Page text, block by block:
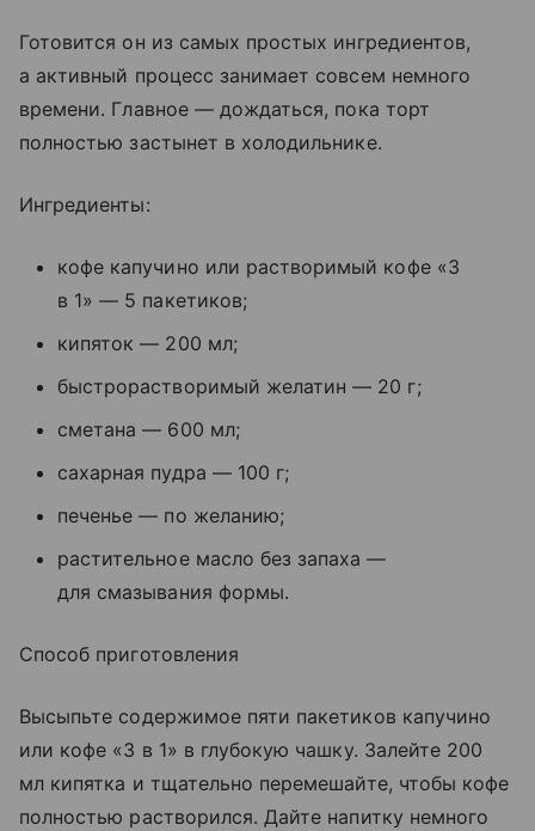
Готовится он из самых простых ингредиентов,
а активный процесс занимает совсем немного
времени. Главное — дождаться, пока торт
полностью застынет в холодильнике.
Ингредиенты:
кофе капучино или растворимый кофе «3
в 1» — 5 пакетиков;
кипяток — 200 мл;
быстрорастворимый желатин — 20 г;
сметана — 600 мл;
сахарная пудра — 100 г;
печенье — по желанию;
растительное масло без запаха —
для смазывания формы.
Способ приготовления
Высыпьте содержимое пяти пакетиков капучино
или кофе «3 в 1» в глубокую чашку. Залейте 200
мл кипятка и тщательно перемешайте, чтобы кофе
полностью растворился. Дайте напитку немного